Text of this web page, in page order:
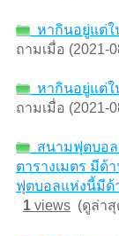
หากินอยู่แต่ใ
ถามเมื่อ (2021-
หากินอยู่แต่ใ
ถามเมื่อ (2021-
สนามฟุตบอล
ตารางเมตร มีด้
ฟุตบอลแห่งนี้มีด้
1views(ดูล่าสุ